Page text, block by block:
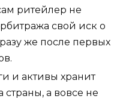
ритейлер не
свой иск о
же после первых
и активы хранит
страны, а вовсе не